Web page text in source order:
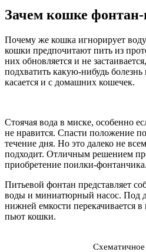
Зачем кошке
Почему же кошка игнорирует
кошки предпочитают пить из
них обновляется и не
подхватить какую-нибудь
касается и с домашних кошечек.
Стоячая вода в миске, особенно
не нравится. Спасти положение
течение дня. Но это далеко не
подходит. Отличным решением
приобретение поилки-фонтанчика.
Питьевой фонтан представляет
воды и миниатюрный насос. Под
нижней емкости перекачивается
пьют кошки.
Схематичное